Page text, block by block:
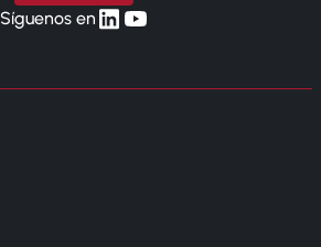
Síguenos enlinkedin
yt